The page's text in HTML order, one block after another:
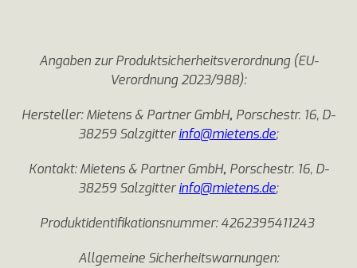
Angaben zur Produktsicherheitsverordnung (EU-
Verordnung 2023/988):
Hersteller: Mietens & Partner GmbH, Porschestr. 16, D-
38259 Salzgitterinfo@mietens.de;
Kontakt: Mietens & Partner GmbH, Porschestr. 16, D-
38259 Salzgitterinfo@mietens.de;
Produktidentifikationsnummer: 4262395411243
Allgemeine Sicherheitswarnungen: